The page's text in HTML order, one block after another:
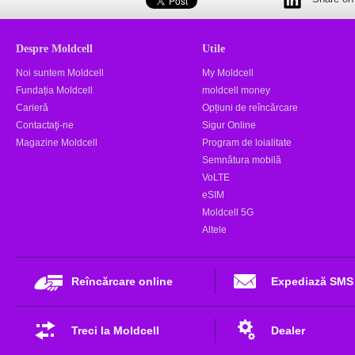
Despre Moldcell
Noi suntem Moldcell
Fundația Moldcell
Carieră
Contactaţi-ne
Magazine Moldcell
Utile
My Moldcell
moldcell money
Opțiuni de reîncărcare
Sigur Online
Program de loialitate
Semnătura mobilă
VoLTE
eSIM
Moldcell 5G
Altele
Reîncărcare online Expediază SMS
Treci la Moldcell Dealer